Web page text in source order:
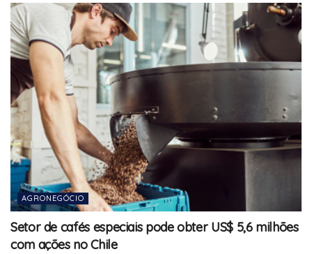
AGRONEGÓCIO
Setor de cafés especiais pode obter US$ 5,6 milhões
com ações no Chile